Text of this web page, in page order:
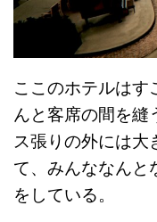
ここのホテルは
んと客席の間を縫
ス張りの外には大
て、みんななんと
をしている。